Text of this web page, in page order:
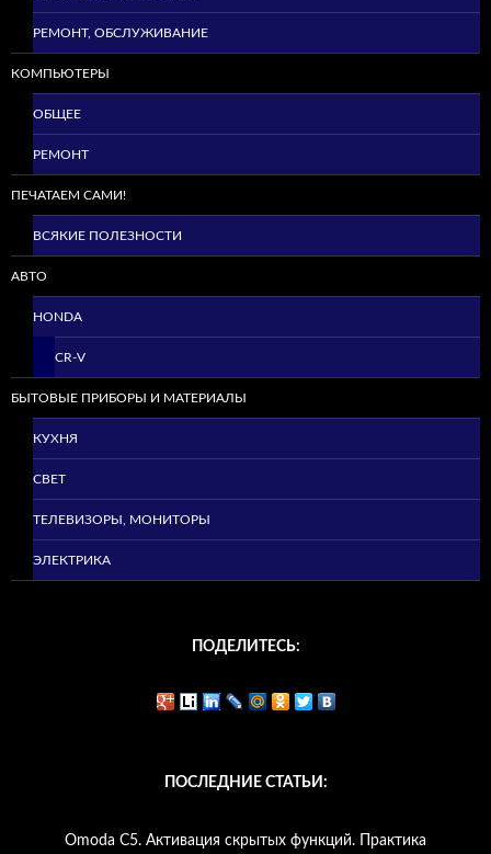
РЕМОНТ, ОБСЛУЖИВАНИЕ
КОМПЬЮТЕРЫ
ОБЩЕЕ
РЕМОНТ
ПЕЧАТАЕМ САМИ!
ВСЯКИЕ ПОЛЕЗНОСТИ
АВТО
HONDA
CR-V
БЫТОВЫЕ ПРИБОРЫ И МАТЕРИАЛЫ
КУХНЯ
СВЕТ
ТЕЛЕВИЗОРЫ, МОНИТОРЫ
ЭЛЕКТРИКА
ПОДЕЛИТЕСЬ:
ПОСЛЕДНИЕ СТАТЬИ:
Omoda C5. Активация скрытых функций. Практика